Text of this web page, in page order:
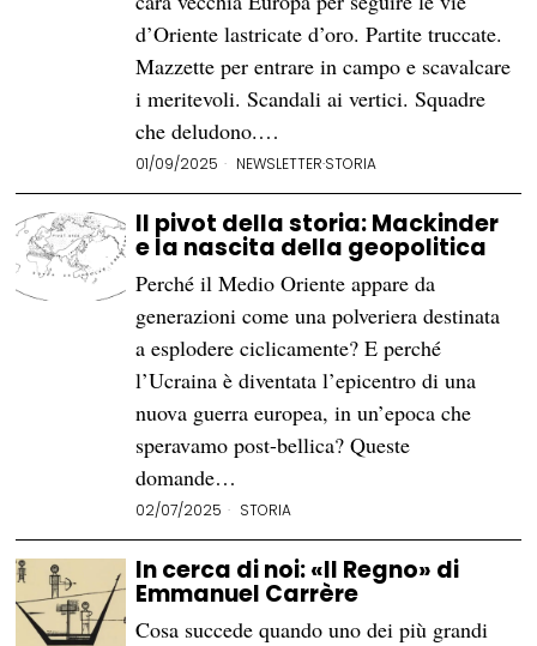
d’Oriente lastricate d’oro. Partite truccate.
Mazzette per entrare in campo e scavalcare
i meritevoli. Scandali ai vertici. Squadre
che deludono.…
01/09/2025 NEWSLETTER·STORIA
Il pivot della storia: Mackinder
e la nascita della geopolitica
Perché il Medio Oriente appare da
generazioni come una polveriera destinata
a esplodere ciclicamente? E perché
l’Ucraina è diventata l’epicentro di una
nuova guerra europea, in un’epoca che
speravamo post-bellica? Queste
domande…
02/07/2025 STORIA
In cerca di noi: «Il Regno» di
Emmanuel Carrère
Cosa succede quando uno dei più grandi